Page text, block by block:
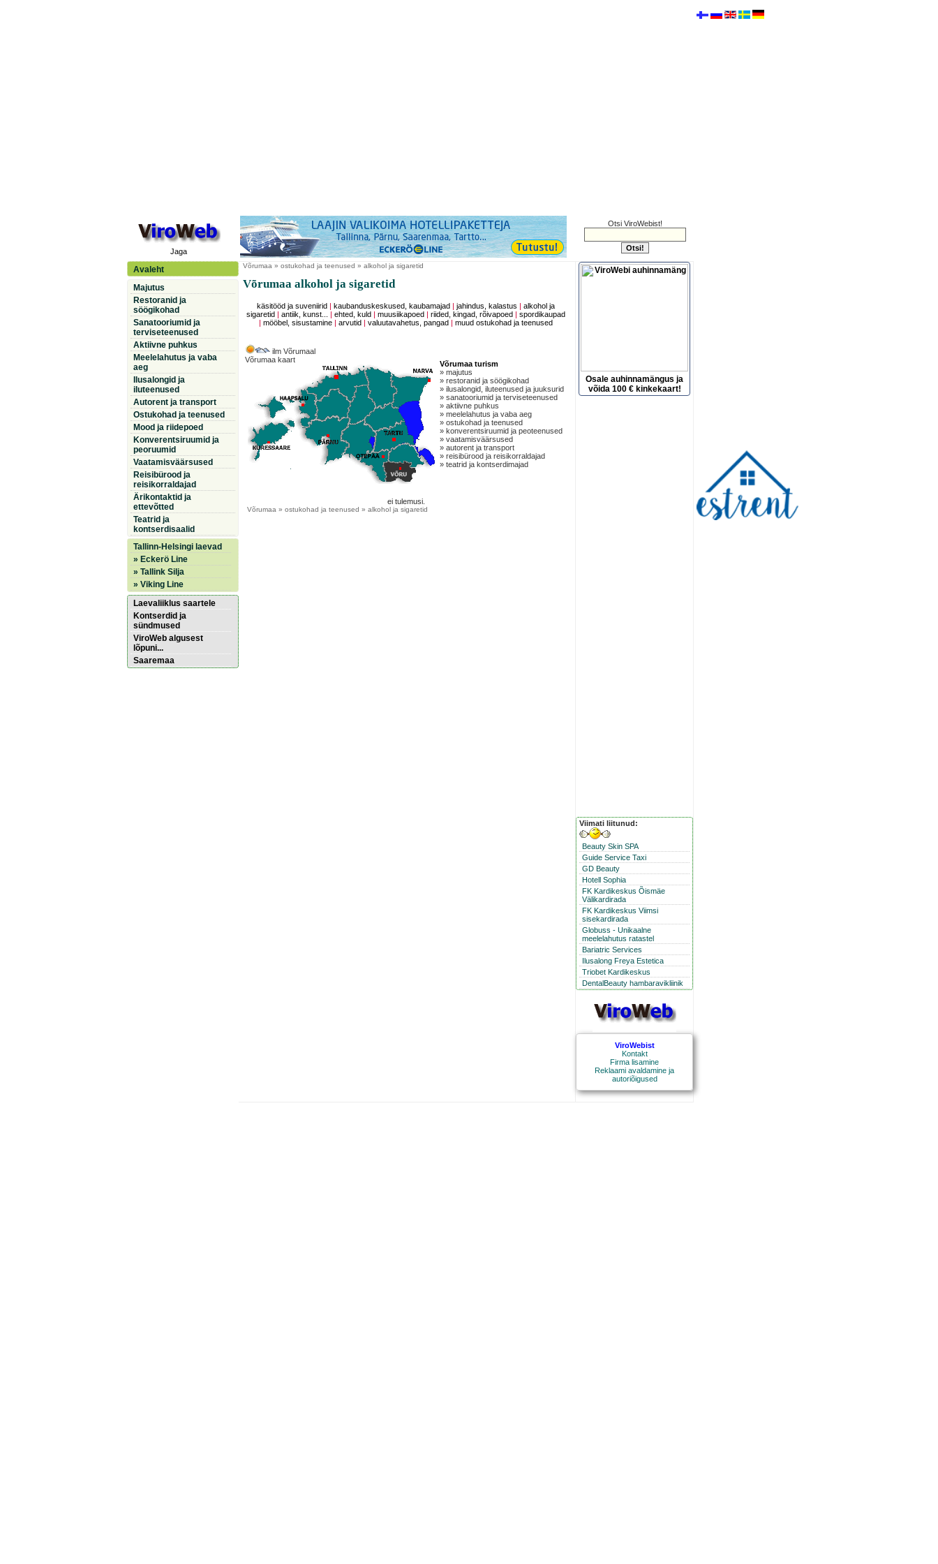
Jaga
Otsi ViroWebist!
Avaleht
Majutus
Restoranid ja
söögikohad
Sanatooriumid ja
terviseteenused
Aktiivne puhkus
Meelelahutus ja vaba
aeg
Ilusalongid ja
iluteenused
Autorent ja transport
Ostukohad ja teenused
Mood ja riidepoed
Konverentsiruumid ja
peoruumid
Vaatamisväärsused
Reisibürood ja
reisikorraldajad
Ärikontaktid ja
ettevõtted
Teatrid ja
kontserdisaalid
Tallinn-Helsingi laevad
» Eckerö Line
» Tallink Silja
» Viking Line
Laevaliiklus saartele
Kontserdid ja
sündmused
ViroWeb algusest
lõpuni...
Saaremaa
Võrumaa » ostukohad ja teenused » alkohol ja sigaretid
Võrumaa alkohol ja sigaretid
käsitööd ja suveniirid kaubanduskeskused, kaubamajad |jahindus, kalastus |alkohol ja
sigaretid
|antiik, kunst... |ehted, kuld |muusiikapoed |riided, kingad, rõivapoed |spordikaupad
|mööbel, sisustamine |arvutid |valuutavahetus, pangad |muud ostukohad ja teenused
ilm Võrumaal
Võrumaa kaart
Võrumaa turism
» majutus
» restoranid ja söögikohad
» ilusalongid, iluteenused ja juuksurid
» sanatooriumid ja terviseteenused
» aktiivne puhkus
» meelelahutus ja vaba aeg
» ostukohad ja teenused
» konverentsiruumid ja peoteenused
» vaatamisväärsused
» autorent ja transport
» reisibürood ja reisikorraldajad
» teatrid ja kontserdimajad
ei tulemusi.
Võrumaa » ostukohad ja teenused » alkohol ja sigaretid
Osale auhinnamängus ja
võida 100 € kinkekaart!
Viimati liitunud:
Beauty Skin SPA
Guide Service Taxi
GD Beauty
Hotell Sophia
FK Kardikeskus Õismäe
Välikardirada
FK Kardikeskus Viimsi
sisekardirada
Globuss - Unikaalne
meelelahutus ratastel
Bariatric Services
Ilusalong Freya Estetica
Triobet Kardikeskus
DentalBeauty hambaravikliinik
ViroWebist
Kontakt
Firma lisamine
Reklaami avaldamine ja
autoriõigused